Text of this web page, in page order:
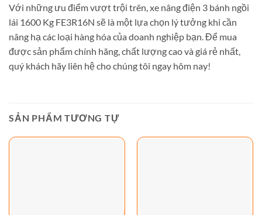
Với những ưu điểm vượt trội trên, xe nâng điện 3 bánh ngồi
lái 1600 Kg FE3R16N sẽ là một lựa chọn lý tưởng khi cần
nâng hạ các loại hàng hóa của doanh nghiệp bạn. Để mua
được sản phẩm chính hãng, chất lượng cao và giá rẻ nhất,
quý khách hãy liên hệ cho chúng tôi ngay hôm nay!
SẢN PHẨM TƯƠNG TỰ